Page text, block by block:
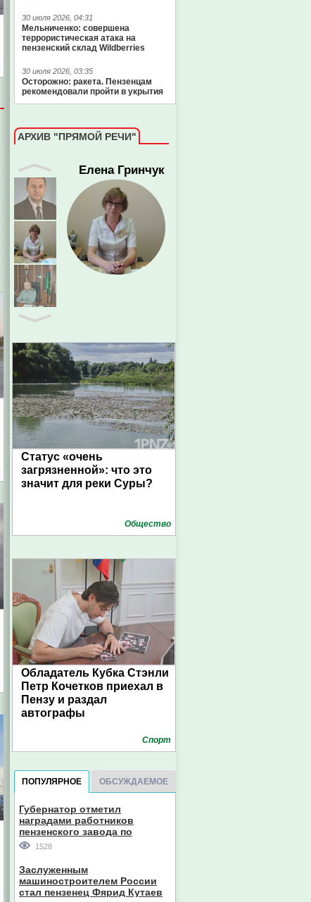
30 июля 2026, 04:31
Мельниченко: совершена
террористическая атака на
пензенский склад Wildberries
30 июля 2026, 03:35
Осторожно: ракета. Пензенцам
рекомендовали пройти в укрытия
АРХИВ "ПРЯМОЙ РЕЧИ"
Елена Гринчук
Главный судебный пристав
Пензенской области
Статус «очень
загрязненной»: что это
значит для реки Суры?
Общество
Обладатель Кубка Стэнли
Петр Кочетков приехал в
Пензу и раздал
автографы
Спорт
ПОПУЛЯРНОЕ ОБСУЖДАЕМОЕ
Губернатор отметил
наградами работников
пензенского завода по
производству станков
1528
Заслуженным
машиностроителем России
стал пензенец Фярид Кутаев